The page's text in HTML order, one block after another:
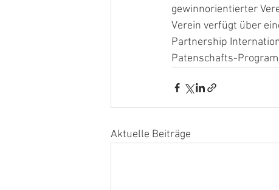
gewinnorientierter
Verein verfügt über
Partnership
Patenschafts-
Aktuelle Beiträge